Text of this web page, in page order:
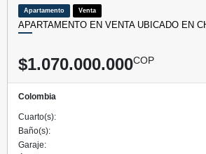
Apartamento Venta
APARTAMENTO EN VENTA UBICADO EN
$1.070.000.000COP
Colombia
Cuarto(s):
Baño(s):
Garaje: